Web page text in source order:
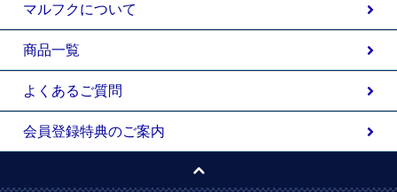
マルフクについて
商品一覧
よくあるご質問
会員登録特典のご案内